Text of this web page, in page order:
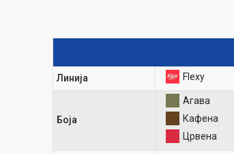
Линија Flexy
Боја
Агава
Кафена
Црвена